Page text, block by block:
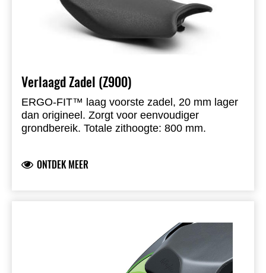
Verlaagd Zadel (Z900)
ERGO-FIT™ laag voorste zadel, 20 mm lager
dan origineel. Zorgt voor eenvoudiger
grondbereik. Totale zithoogte: 800 mm.
ONTDEK MEER